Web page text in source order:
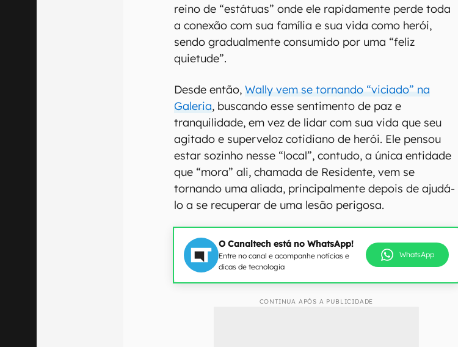
reino de “estátuas” onde ele rapidamente perde toda
a conexão com sua família e sua vida como herói,
sendo gradualmente consumido por uma “feliz
quietude”.
Desde então,Wally vem se tornando “viciado” na
Galeria, buscando esse sentimento de paz e
tranquilidade, em vez de lidar com sua vida que seu
agitado e superveloz cotidiano de herói. Ele pensou
estar sozinho nesse “local”, contudo, a única entidade
que “mora” ali, chamada de Residente, vem se
tornando uma aliada, principalmente depois de ajudá-
lo a se recuperar de uma lesão perigosa.
O Canaltech está no WhatsApp!
Entre no canal e acompanhe notícias e
dicas de tecnologia
WhatsApp
CONTINUA APÓS A PUBLICIDADE